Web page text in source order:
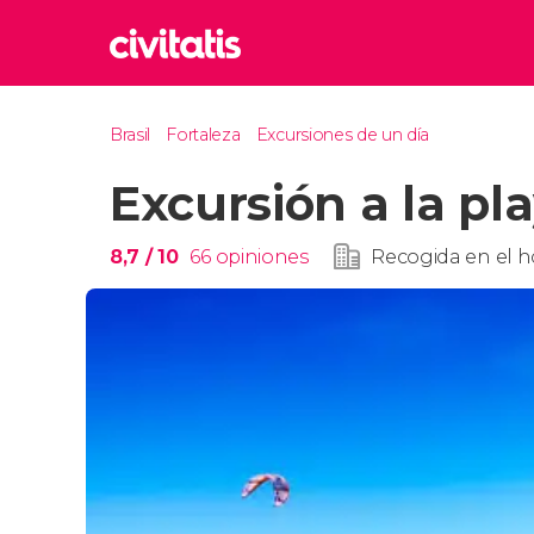
Reino
Brasil Fortaleza Excursiones de un día
Excursión a la
8,7 / 10 66 opiniones Recogida en el